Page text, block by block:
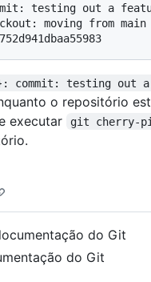
testing out a
moving from
commit: testing out
o repositório
executar
git cherry-
do Git
do Git